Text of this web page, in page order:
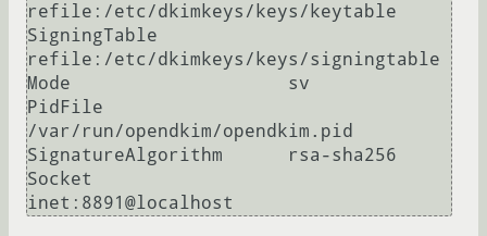
refile:/etc/dkimkeys/keys/keytable
SigningTable
refile:/etc/dkimkeys/keys/signingtable
Mode                    sv
PidFile
/var/run/opendkim/opendkim.pid
SignatureAlgorithm      rsa-sha256
Socket